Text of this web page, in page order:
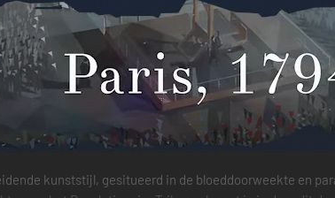
kunststijl, gesitueerd in de bloeddoorweekte en